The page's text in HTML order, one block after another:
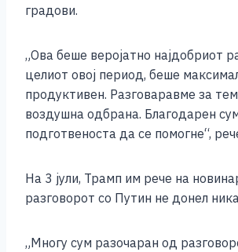
градови.
„Ова беше веројатно најдобриот
целиот овој период, беше
продуктивен. Разговаравме за
воздушна одбрана. Благодарен
подготвеноста да се помогне“,
На 3 јули, Трамп им рече на
разговорот со Путин не донел
„Многу сум разочаран од